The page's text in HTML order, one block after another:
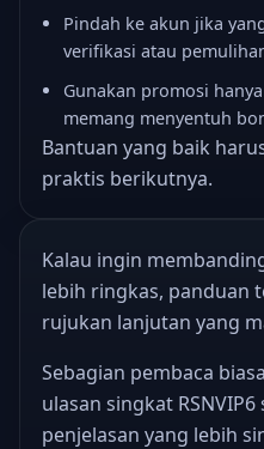
Pindah ke akun jika
verifikasi atau
Gunakan promosi
memang menyentuh
Bantuan yang baik
praktis berikutnya.
Kalau ingin
lebih ringkas, panduan
rujukan lanjutan yang
Sebagian pembaca
ulasan singkat RSNVIP6
penjelasan yang lebih